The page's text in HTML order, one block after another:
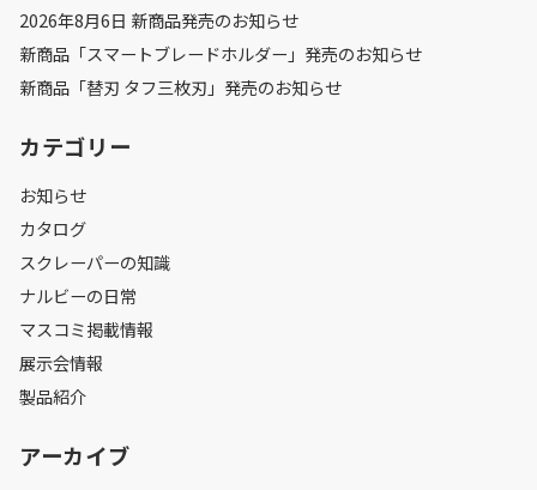
2026年8月6日 新商品発売のお知らせ
新商品「スマートブレードホルダー」発売のお知らせ
新商品「替刃 タフ三枚刃」発売のお知らせ
カテゴリー
お知らせ
カタログ
スクレーパーの知識
ナルビーの日常
マスコミ掲載情報
展示会情報
製品紹介
アーカイブ